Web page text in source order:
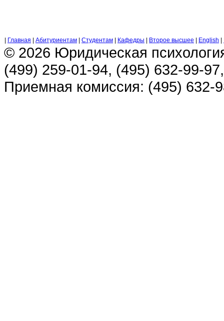
Главная Абитуриентам Студентам Кафедры Второе высшее English
© 2026 Юридическая
(499) 259-01-94, (495) 632-99-
Приемная комиссия: (495) 632-